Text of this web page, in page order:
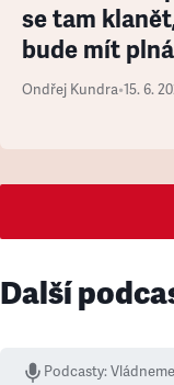
se tam
bude mít
Ondřej Kundra•15. 6.
Další
Podcasty: